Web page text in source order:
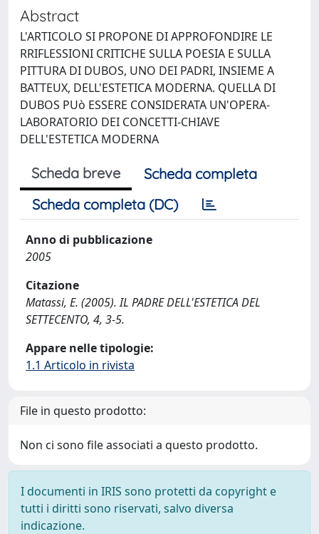
Abstract
L'ARTICOLO SI PROPONE DI APPROFONDIRE LE
RRIFLESSIONI CRITICHE SULLA POESIA E SULLA
PITTURA DI DUBOS, UNO DEI PADRI, INSIEME A
BATTEUX, DELL'ESTETICA MODERNA. QUELLA DI
DUBOS PUò ESSERE CONSIDERATA UN'OPERA-
LABORATORIO DEI CONCETTI-CHIAVE
DELL'ESTETICA MODERNA
Scheda breve
Scheda completa
Scheda completa (DC)
Anno di pubblicazione
2005
Citazione
Matassi, E. (2005). IL PADRE DELL'ESTETICA DEL
SETTECENTO, 4, 3-5.
Appare nelle tipologie:
1.1 Articolo in rivista
File in questo prodotto:
Non ci sono file associati a questo prodotto.
I documenti in IRIS sono protetti da copyright e
tutti i diritti sono riservati, salvo diversa
indicazione.